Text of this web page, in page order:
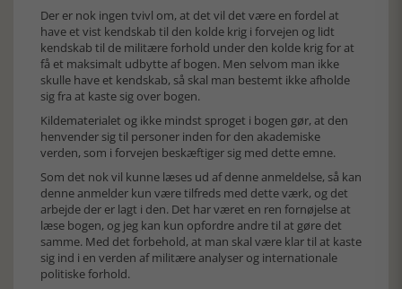
Der er nok ingen tvivl om, at det vil det være en fordel at
have et vist kendskab til den kolde krig i forvejen og lidt
kendskab til de militære forhold under den kolde krig for at
få et maksimalt udbytte af bogen. Men selvom man ikke
skulle have et kendskab, så skal man bestemt ikke afholde
sig fra at kaste sig over bogen.
Kildematerialet og ikke mindst sproget i bogen gør, at den
henvender sig til personer inden for den akademiske
verden, som i forvejen beskæftiger sig med dette emne.
Som det nok vil kunne læses ud af denne anmeldelse, så kan
denne anmelder kun være tilfreds med dette værk, og det
arbejde der er lagt i den. Det har været en ren fornøjelse at
læse bogen, og jeg kan kun opfordre andre til at gøre det
samme. Med det forbehold, at man skal være klar til at kaste
sig ind i en verden af militære analyser og internationale
politiske forhold.